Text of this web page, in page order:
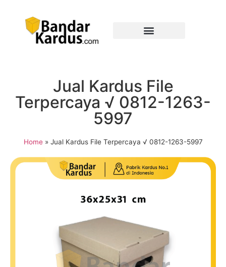
Jual Kardus File
Terpercaya √ 0812-1263-
5997
Home» Jual Kardus File Terpercaya √ 0812-1263-5997